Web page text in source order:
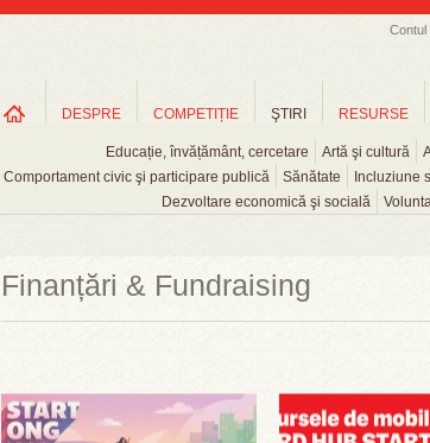
Contul
DESPRE COMPETIȚIE ŞTIRI
Educație, învățământ, cercetare Artă şi cultură
Comportament civic şi participare publică
Sănătate Incluziune
Dezvoltare economică şi socială
RESURSE
Finanțări & Fundraising